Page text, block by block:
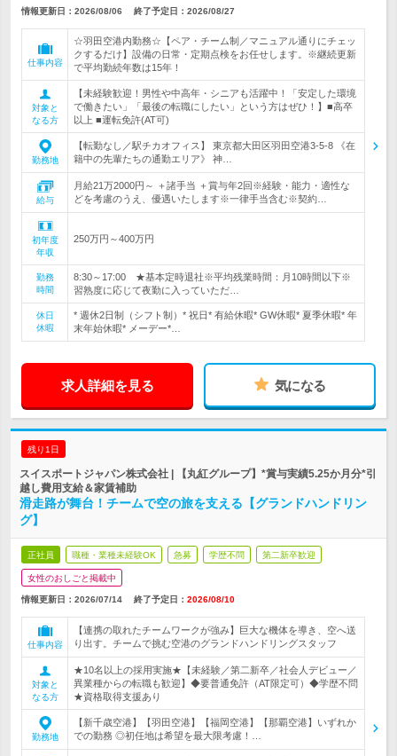
情報更新日：2026/08/06 終了予定日： 2026/08/27
仕事内容
☆羽田空港内勤務☆【ペア・チーム制／マニュアル通りにチェッ
クするだけ】設備の日常・定期点検をお任せします。※継続更新
で平均勤続年数は15年！
対象と
なる方
【未経験歓迎！男性や中高年・シニアも活躍中！「安定した環境
で働きたい」「最後の転職にしたい」という方はぜひ！】■高卒
以上 ■運転免許(AT可)
勤務地
【転勤なし／駅チカオフィス】 東京都大田区羽田空港3‐5-8 《在
籍中の先輩たちの通勤エリア》 神…
給与
月給21万2000円～ ＋諸手当 ＋賞与年2回※経験・能力・適性な
どを考慮のうえ、優遇いたします※一律手当含む※契約…
初年度
年収
250万円～400万円
勤務
時間
8:30～17:00 ★基本定時退社※平均残業時間：月10時間以下※
習熟度に応じて夜勤に入っていただ…
休日
休暇
* 週休2日制（シフト制）* 祝日* 有給休暇* GW休暇* 夏季休暇* 年
末年始休暇* メーデー*…
求人詳細を見る 気になる
残り1日
スイスポートジャパン株式会社 | 【丸紅グループ】*賞与実績5.25か月分*引
越し費用支給＆家賃補助
滑走路が舞台！チームで空の旅を支える【グランドハンドリン
グ】
正社員 職種・業種未経験OK 急募 学歴不問 第二新卒歓迎
女性のおしごと掲載中
情報更新日：2026/07/14 終了予定日： 2026/08/10
仕事内容
【連携の取れたチームワークが強み】巨大な機体を導き、空へ送
り出す。チームで挑む空港のグランドハンドリングスタッフ
対象と
なる方
★10名以上の採用実施★【未経験／第二新卒／社会人デビュー／
異業種からの転職も歓迎】◆要普通免許（AT限定可）◆学歴不問
★資格取得支援あり
勤務地
【新千歳空港】【羽田空港】【福岡空港】【那覇空港】いずれか
での勤務 ◎初任地は希望を最大限考慮！…